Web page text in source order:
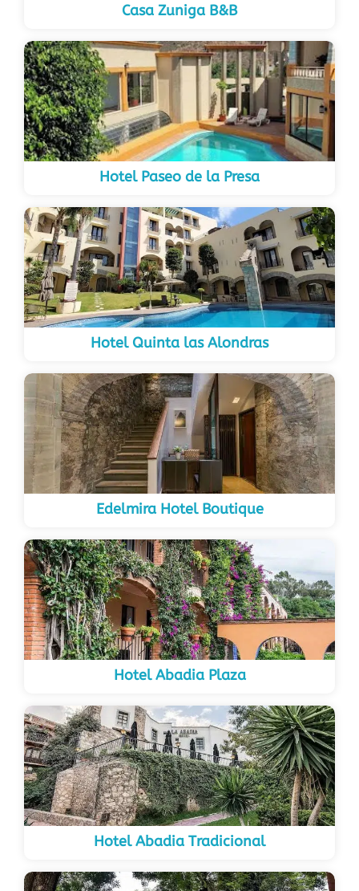
Casa Zuniga B&B
Hotel Paseo de la Presa
Hotel Quinta las Alondras
Edelmira Hotel Boutique
Hotel Abadia Plaza
Hotel Abadia Tradicional